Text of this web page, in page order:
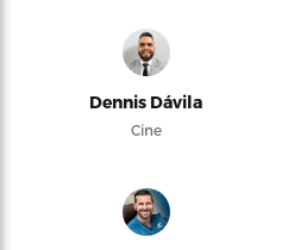
Dennis Dávila
Cine